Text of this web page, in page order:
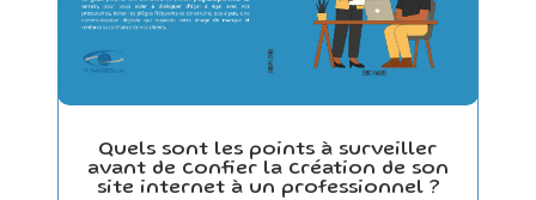
Quels sont les points à surveiller
avant de confier la création de son
site internet à un professionnel ?